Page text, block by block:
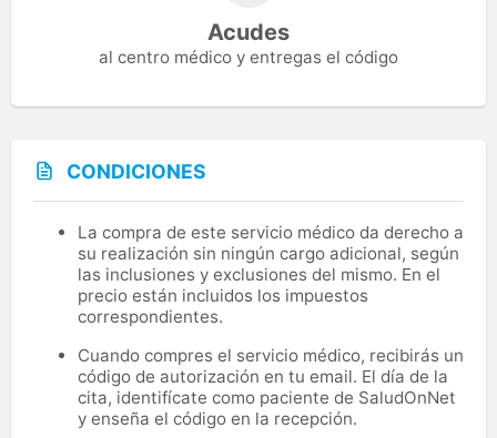
Acudes
al centro médico y entregas el código
CONDICIONES
La compra de este servicio médico da derecho a
su realización sin ningún cargo adicional, según
las inclusiones y exclusiones del mismo. En el
precio están incluidos los impuestos
correspondientes.
Cuando compres el servicio médico, recibirás un
código de autorización en tu email. El día de la
cita, identifícate como paciente de SaludOnNet
y enseña el código en la recepción.